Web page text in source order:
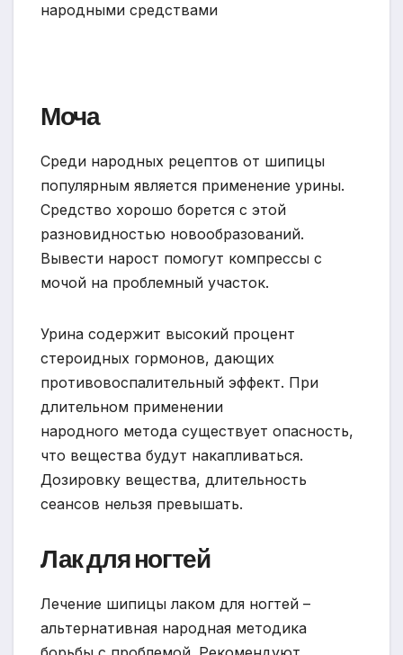
Моча
Среди народных рецептов от шипицы
популярным является применение урины.
Средство хорошо борется с этой
разновидностью новообразований.
Вывести нарост помогут компрессы с
мочой на проблемный участок.
Урина содержит высокий процент
стероидных гормонов, дающих
противовоспалительный эффект. При
длительном применении
народного метода существует опасность,
что вещества будут накапливаться.
Дозировку вещества, длительность
сеансов нельзя превышать.
Лак для ногтей
Лечение шипицы лаком для ногтей –
альтернативная народная методика